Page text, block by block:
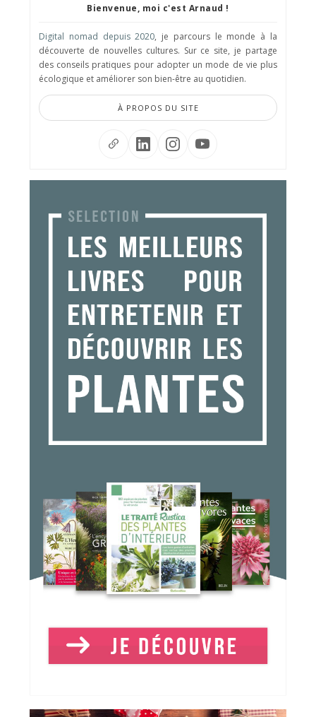
Bienvenue, moi c'est Arnaud !
Digital nomad depuis 2020, je parcours le monde à la
découverte de nouvelles cultures. Sur ce site, je partage
des conseils pratiques pour adopter un mode de vie plus
écologique et améliorer son bien-être au quotidien.
À PROPOS DU SITE